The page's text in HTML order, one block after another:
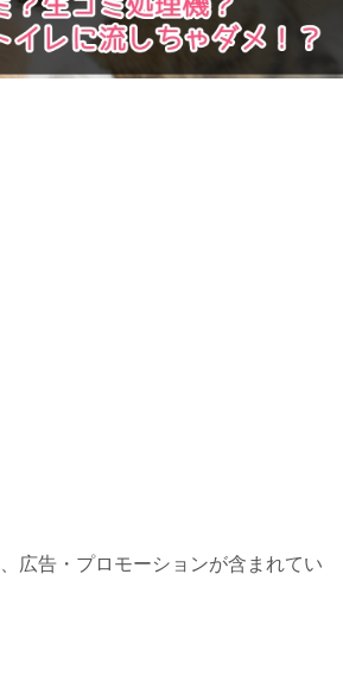
広告・プロモーションが含まれてい